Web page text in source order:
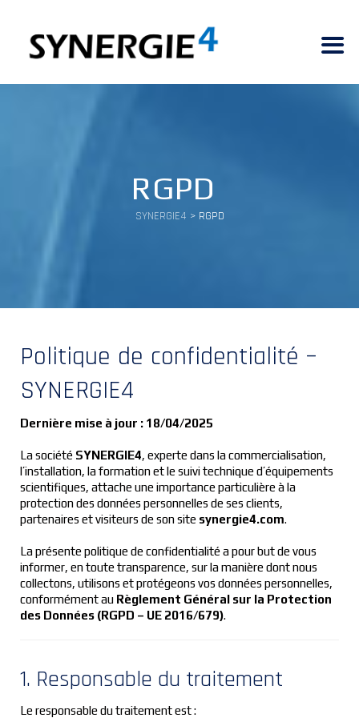
RGPD
SYNERGIE4 > RGPD
Politique de confidentialité –
SYNERGIE4
Dernière mise à jour : 18/04/2025
La société SYNERGIE4, experte dans la commercialisation,
l’installation, la formation et le suivi technique d’équipements
scientifiques, attache une importance particulière à la
protection des données personnelles de ses clients,
partenaires et visiteurs de son site synergie4.com.
La présente politique de confidentialité a pour but de vous
informer, en toute transparence, sur la manière dont nous
collectons, utilisons et protégeons vos données personnelles,
conformément au Règlement Général sur la Protection
des Données (RGPD – UE 2016/679).
1. Responsable du traitement
Le responsable du traitement est :